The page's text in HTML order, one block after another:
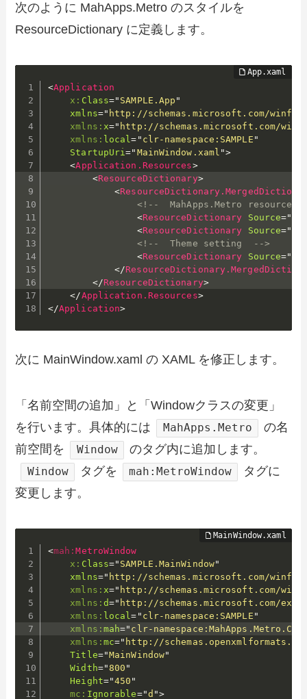
次のように MahApps.Metro のスタイルを
ResourceDictionary に定義します。
<Application
x: Class=" SAMPLE.App "
xmlns=" http://schemas.microsoft.com/winfx/
xmlns: x=" http://schemas.microsoft.com/
xmlns: local= " clr-namespace:SAMPLE "
StartupUri=" MainWindow.xaml ">
<Application.Resources>
<ResourceDictionary>
<
<!--  MahApps.Metro
<ResourceDictionary Source="
<ResourceDictionary Source="
<!--  Theme setting  -->
<ResourceDictionary Source="
</
</ResourceDictionary>
</Application.Resources>
</Application>
次に MainWindow.xaml の XAML を修正します。
「名前空間の追加」と「Windowクラスの変更」
を行います。具体的には
MahApps.Metro
の名
前空間を
Window のタグ内に追加します。
Window タグを mah:MetroWindow
タグに
変更します。
<mah:MetroWindow
x: Class=" SAMPLE.MainWindow"
xmlns=" http://schemas.microsoft.com/winfx/
xmlns: x=" http://schemas.microsoft.com/
xmlns: d=" http://schemas.microsoft.com/
xmlns: local= " clr-namespace:SAMPLE "
xmlns: mah=" clr-
xmlns: mc=" http://
Title="MainWindow"
Width="800 "
Height="450 "
mc: Ignorable="d ">